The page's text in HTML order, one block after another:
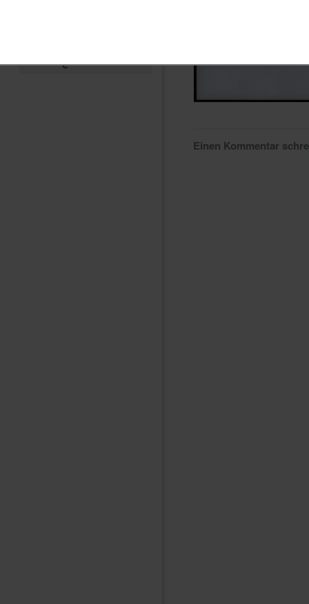
e
Einen Kommentar